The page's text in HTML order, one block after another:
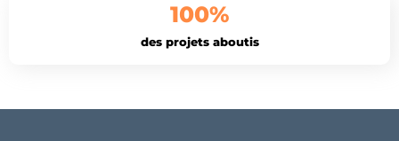
100%
des projets aboutis